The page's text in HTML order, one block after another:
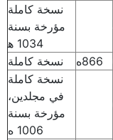
نسخة كاملة
مؤرخة بسنة
1034 ه‍
866ه نسخة كاملة
نسخة كاملة
في مجلدين،
مؤرخة بسنة
1006 ه